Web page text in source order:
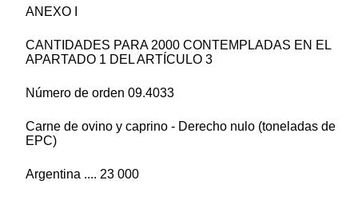
ANEXO I
CANTIDADES PARA 2000 CONTEMPLADAS EN EL
APARTADO 1 DEL ARTÍCULO 3
Número de orden 09.4033
Carne de ovino y caprino - Derecho nulo (toneladas de
EPC)
Argentina .... 23 000